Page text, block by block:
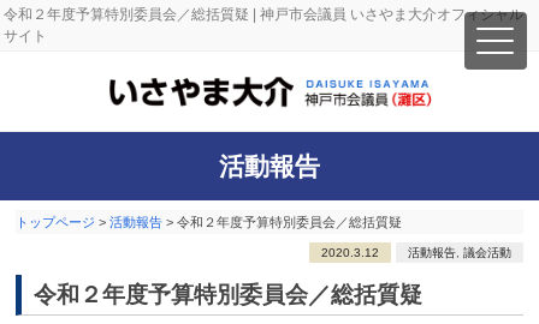
令和２年度予算特別委員会／総括質疑 | 神戸市会議員 いさやま大介オフィシャル
サイト
活動報告
トップページ >活動報告 >令和２年度予算特別委員会／総括質疑
2020.3.12 活動報告, 議会活動
令和２年度予算特別委員会／総括質疑